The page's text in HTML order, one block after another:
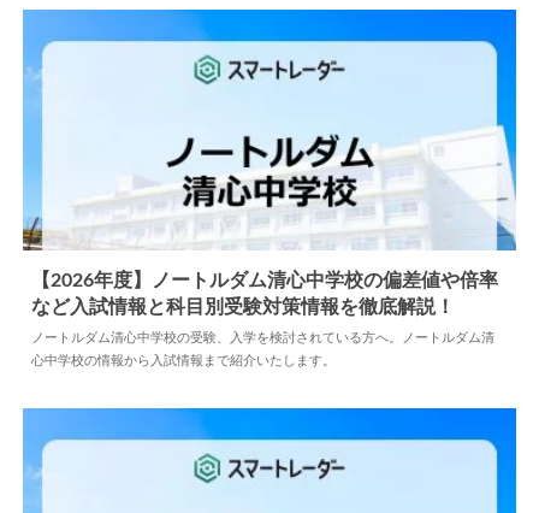
中学情報 2025.07.03
【2026年度】ノートルダム清心中学校の偏差値や倍率
など入試情報と科目別受験対策情報を徹底解説！
ノートルダム清心中学校の受験、入学を検討されている方へ。ノートルダム清
心中学校の情報から入試情報まで紹介いたします。